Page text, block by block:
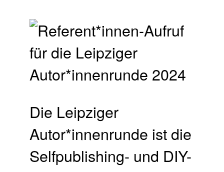
Die Leipziger
Autor*innenrunde ist die
Selfpublishing- und DIY-